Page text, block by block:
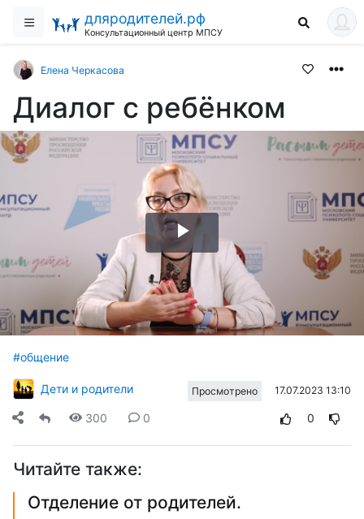
дляродителей.рф
Консультационный центр МПСУ
Елена Черкасова
Диалог с ребёнком
Воспроизвести
видео
#общение
Дети и родители Просмотрено 17.07.2023 13:10
300 0 0
Читайте также:
Отделение от родителей.